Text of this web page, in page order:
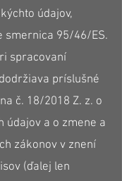
údajov,
smernica 95/46/ES.
spracovaní
príslušné
č. 18/2018 Z. z. o
údajov a o zmene a
zákonov v znení
(ďalej len